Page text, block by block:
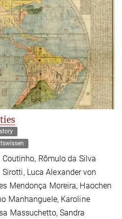
Rômulo da Silva
Luca Alexander von
Mendonça Moreira, Haochen
Manhanguele, Karoline
Massuchetto, Sandra